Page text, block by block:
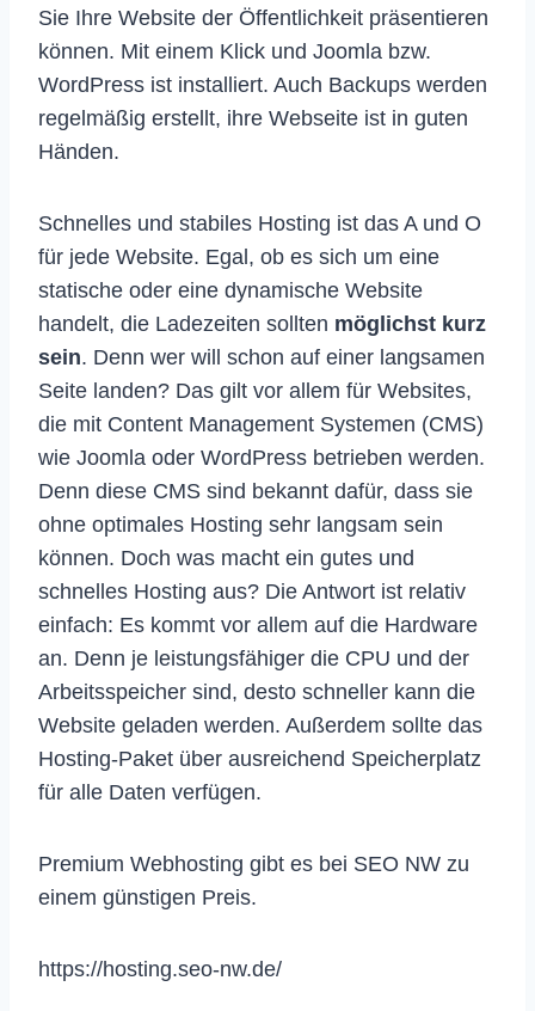
Sie Ihre Website der Öffentlichkeit präsentieren
können. Mit einem Klick und Joomla bzw.
WordPress ist installiert. Auch Backups werden
regelmäßig erstellt, ihre Webseite ist in guten
Händen.
Schnelles und stabiles Hosting ist das A und O
für jede Website. Egal, ob es sich um eine
statische oder eine dynamische Website
handelt, die Ladezeiten sollten möglichst kurz
sein. Denn wer will schon auf einer langsamen
Seite landen? Das gilt vor allem für Websites,
die mit Content Management Systemen (CMS)
wie Joomla oder WordPress betrieben werden.
Denn diese CMS sind bekannt dafür, dass sie
ohne optimales Hosting sehr langsam sein
können. Doch was macht ein gutes und
schnelles Hosting aus? Die Antwort ist relativ
einfach: Es kommt vor allem auf die Hardware
an. Denn je leistungsfähiger die CPU und der
Arbeitsspeicher sind, desto schneller kann die
Website geladen werden. Außerdem sollte das
Hosting-Paket über ausreichend Speicherplatz
für alle Daten verfügen.
Premium Webhosting gibt es bei SEO NW zu
einem günstigen Preis.
https://hosting.seo-nw.de/